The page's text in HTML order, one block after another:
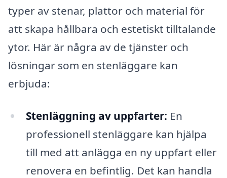
typer av stenar, plattor och material för
att skapa hållbara och estetiskt tilltalande
ytor. Här är några av de tjänster och
lösningar som en stenläggare kan
erbjuda:
Stenläggning av uppfarter: En
professionell stenläggare kan hjälpa
till med att anlägga en ny uppfart eller
renovera en befintlig. Det kan handla